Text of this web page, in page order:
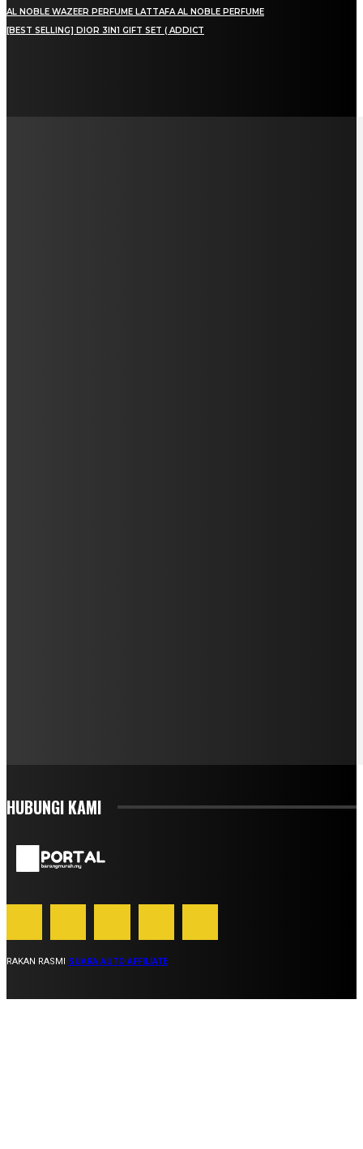
AL NOBLE WAZEER PERFUME LATTAFA AL NOBLE PERFUME
[BEST SELLING] DIOR 3IN1 GIFT SET ( ADDICT
HUBUNGI KAMI
RAKAN RASMI SUARA AUTO AFFILIATE